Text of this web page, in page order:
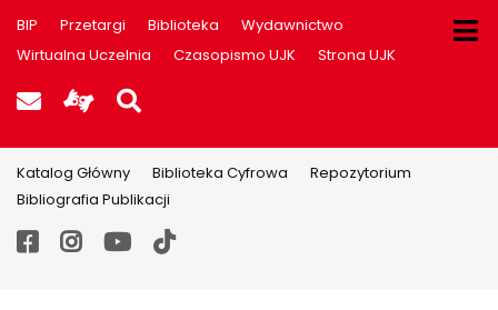
BIP Przetargi Biblioteka
Wydawnictwo
Wirtualna Uczelnia
Czasopismo UJK Strona UJK
Poczta UJK
Informacje dla użytkowników
Szukaj na stronie
Katalog Główny Biblioteka Cyfrowa
Repozytorium
Bibliografia Publikacji
Facebook
Instagram
YouTube
TikTok